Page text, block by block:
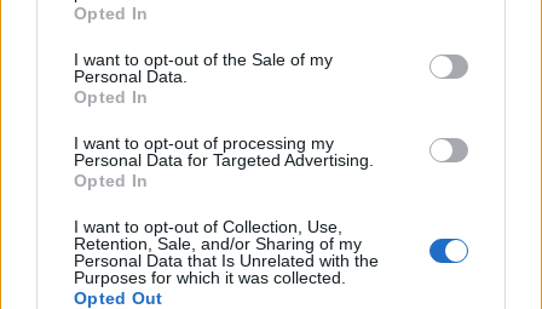
Opted In
I want to opt-out of the Sale of my
Personal Data.
Opted In
I want to opt-out of processing my
Personal Data for Targeted Advertising.
Opted In
I want to opt-out of Collection, Use,
Retention, Sale, and/or Sharing of my
Personal Data that Is Unrelated with the
Purposes for which it was collected.
Opted Out
Lastenvaatteet
Naisten vaatetus
Temptation Island Suomi
TV
Vaatealan yrittäjä
Kommenttiosio